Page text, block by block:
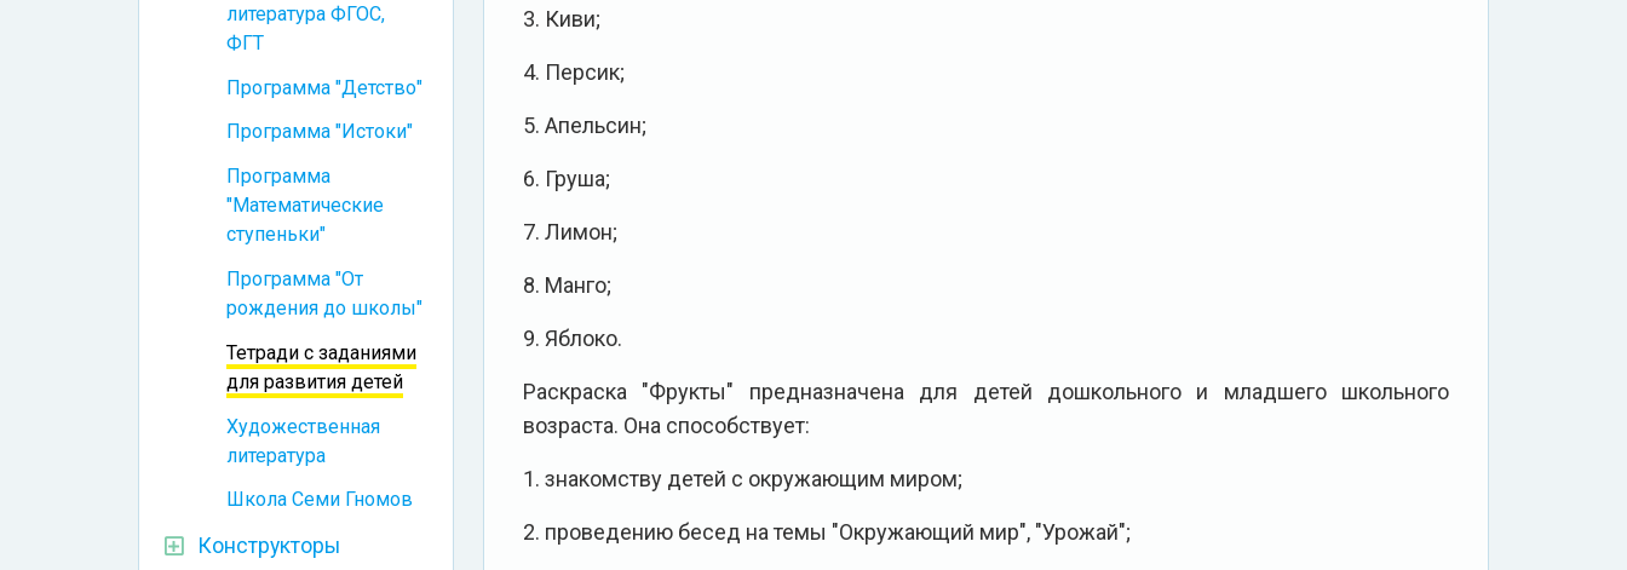
литература ФГОС,
ФГТ
Программа "Детство"
Программа "Истоки"
Программа
"Математические
ступеньки"
Программа "От
рождения до школы"
Тетради с заданиями
для развития детей
Художественная
литература
Школа Семи Гномов
Конструкторы
3. Киви;
4. Персик;
5. Апельсин;
6. Груша;
7. Лимон;
8. Манго;
9. Яблоко.
Раскраска "Фрукты" предназначена для детей дошкольного и младшего школьного
возраста. Она способствует:
1. знакомству детей с окружающим миром;
2. проведению бесед на темы "Окружающий мир", "Урожай";